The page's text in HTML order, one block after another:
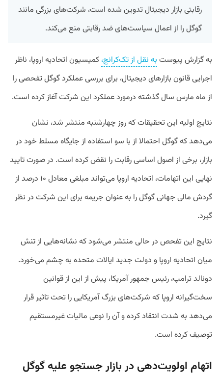
رقابتی بازار دیجیتال تدوین شده است، شرکت‌های بزرگی مانند
گوگل را از اعمال سیاست‌های ضد رقابتی منع می‌کند.
به گزارش پیوست به نقل از تک‌کرانچ، کمیسیون اتحادیه اروپا، ناظر
اجرایی قانون بازار‌های دیجیتال، برای بررسی عملکرد گوگل تفحصی را
از ماه مارس سال گذشته درمورد عملکرد این شرکت آغاز کرده است.
نتایج اولیه این تحقیقات که روز چهارشنبه منتشر شد، نشان
می‌دهد که گوگل احتمالا از با سو استفاده از جایگاه مسلط خود در
بازار، برخی از اصول اساسی رقابت را نقض کرده است. در صورت تایید
نهایی این اتهامات، اتحادیه اروپا می‌تواند مبلغی معادل ۱۰ درصد از
گردش مالی جهانی گوگل را به عنوان جریمه برای این شرکت در نظر
گیرد.
نتایج این تفحص در حالی منتشر می‌شود که نشانه‌هایی از تنش
میان اتحادیه اروپا و دولت جدید ایالات متحده به چشم می‌خورد.
دونالد ترامپ، رئیس جمهور آمریکا، پیش از این از قوانین
سخت‌گیرانه اروپا که شرکت‌های بزرگ آمریکایی را تحت تاثیر قرار
می‌دهد به شدت انتقاد کرده و آن را نوعی مالیات غیرمستقیم
توصیف کرده است.
اتهام اولویت‌دهی در بازار جستجو علیه گوگل